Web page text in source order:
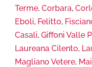
Terme, Corbara,
Eboli, Felitto,
Casali, Giffoni Valle
Laureana Cilento,
Magliano Vetere,